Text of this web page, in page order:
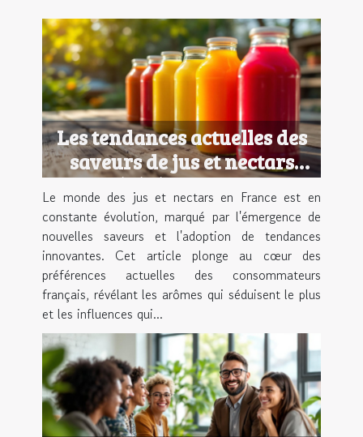
Les tendances actuelles des
saveurs de jus et nectars
préférés en France
Le monde des jus et nectars en France est en
constante évolution, marqué par l'émergence de
nouvelles saveurs et l'adoption de tendances
innovantes. Cet article plonge au cœur des
préférences actuelles des consommateurs
français, révélant les arômes qui séduisent le plus
et les influences qui...